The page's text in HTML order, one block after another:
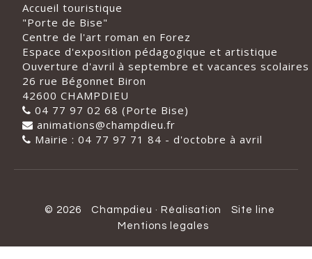
Accueil touristique
"Porte de Bise"
Centre de l'art roman en Forez
Espace d'exposition pédagogique et artistique
Ouverture d'avril à septembre et vacances scolaires
26 rue Bégonnet Biron
42600 CHAMPDIEU
04 77 97 02 68 (Porte Bise)
animations@champdieu.fr
Mairie : 04 77 97 71 84 - d'octobre à avril
© 2026 Champdieu · Réalisation
Site line
Mentions legales